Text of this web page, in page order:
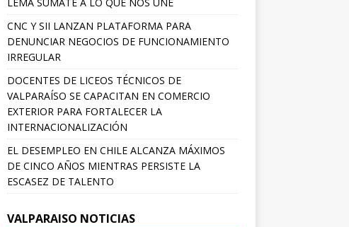
CNC Y SII LANZAN PLATAFORMA PARA
DENUNCIAR NEGOCIOS DE FUNCIONAMIENTO
IRREGULAR
DOCENTES DE LICEOS TÉCNICOS DE
VALPARAÍSO SE CAPACITAN EN COMERCIO
EXTERIOR PARA FORTALECER LA
INTERNACIONALIZACIÓN
EL DESEMPLEO EN CHILE ALCANZA MÁXIMOS
DE CINCO AÑOS MIENTRAS PERSISTE LA
ESCASEZ DE TALENTO
VALPARAISO NOTICIAS